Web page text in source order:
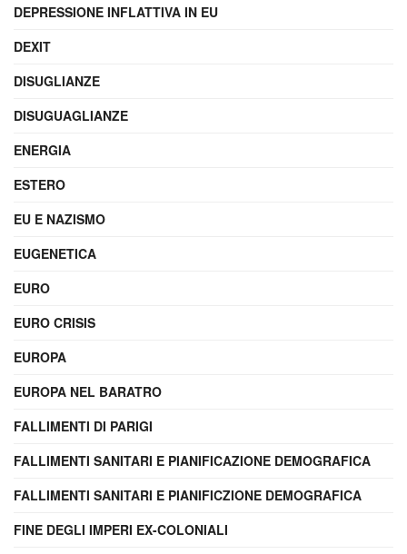
DEPRESSIONE INFLATTIVA IN EU
DEXIT
DISUGLIANZE
DISUGUAGLIANZE
ENERGIA
ESTERO
EU E NAZISMO
EUGENETICA
EURO
EURO CRISIS
EUROPA
EUROPA NEL BARATRO
FALLIMENTI DI PARIGI
FALLIMENTI SANITARI E PIANIFICAZIONE DEMOGRAFICA
FALLIMENTI SANITARI E PIANIFICZIONE DEMOGRAFICA
FINE DEGLI IMPERI EX-COLONIALI